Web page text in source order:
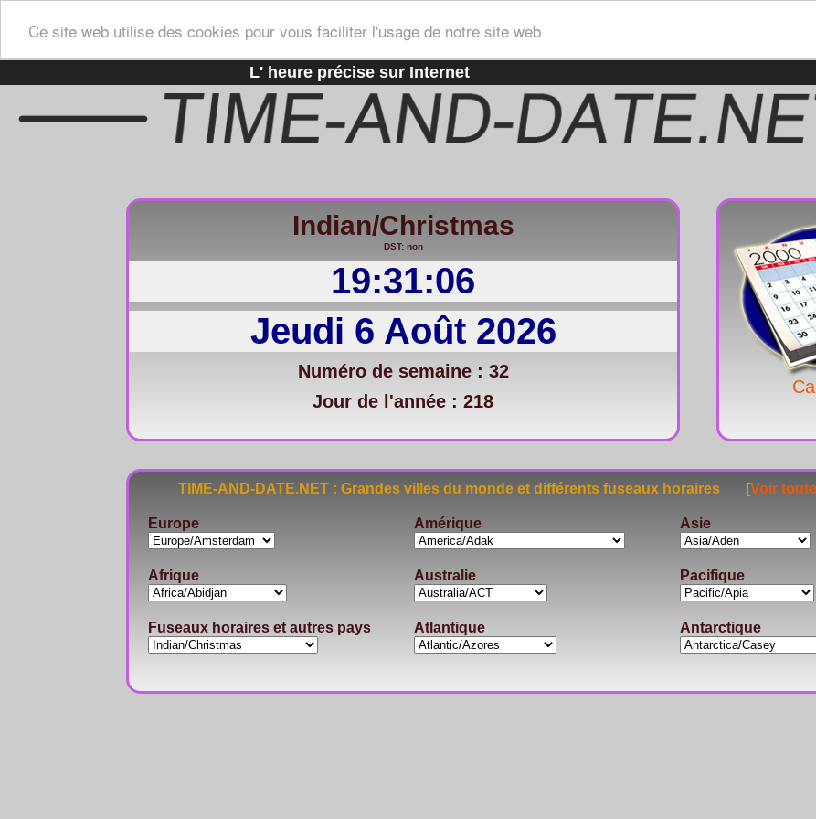
Ce site web utilise des cookies pour vous faciliter l'usage de notre site web
L' heure précise sur Internet
Indian/Christmas
DST: non
19:31:06
Jeudi 6 Août 2026
Numéro de semaine : 32
Jour de l'année : 218
TIME-AND-DATE.NET : Grandes villes du monde et différents fuseaux horaires [Voir
Europe Amérique Asie
Afrique Australie Pacifique
Fuseaux horaires et autres pays Atlantique Antarctique